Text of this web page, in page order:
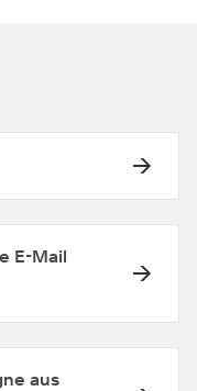
E-Mail
aus